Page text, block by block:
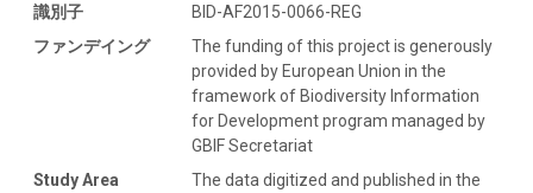
識別子
BID-AF2015-0066-REG
ファンデイング
The funding of this project is generously
provided by European Union in the
framework of Biodiversity Information
for Development program managed by
GBIF Secretariat
Study Area
The data digitized and published in the